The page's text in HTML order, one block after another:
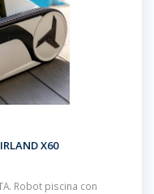
X60
Robot piscina con